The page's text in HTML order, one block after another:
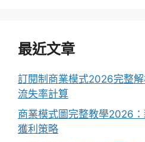
最近文章
訂閱制商業模式2026完整
流失率計算
商業模式圖完整教學2026
獲利策略